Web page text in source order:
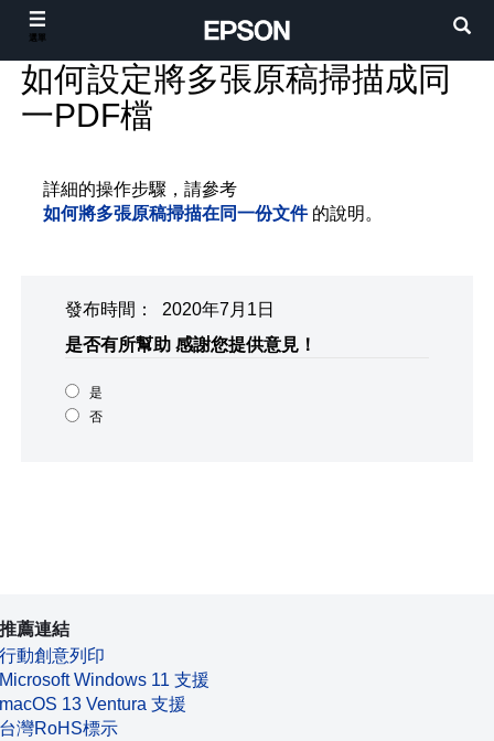
如何設定將多張原稿掃描成同
一PDF檔
詳細的操作步驟，請參考
如何將多張原稿掃描在同一份文件的說明。
發布時間： 2020年7月1日
是否有所幫助 感謝您提供意見！
是
否
推薦連結
行動創意列印
Microsoft Windows 11 支援
macOS 13 Ventura 支援
台灣RoHS標示